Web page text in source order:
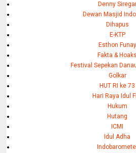
Denny
Dewan Masjid
Dihapus
E-KTP
Esthon Funay
Fakta & Hoaks
Festival Sepekan
Golkar
HUT RI ke 73
Hari Raya Idul
Hukum
Hutang
ICMI
Idul Adha